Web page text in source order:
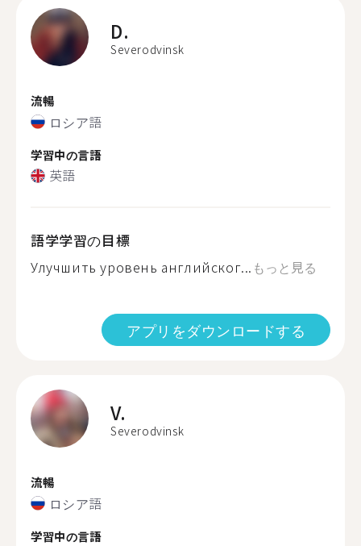
D.
Severodvinsk
流暢
ロシア語
学習中の言語
英語
語学学習の目標
Улучшить уровень английског... もっと見る
アプリをダウンロードする
V.
Severodvinsk
流暢
ロシア語
学習中の言語